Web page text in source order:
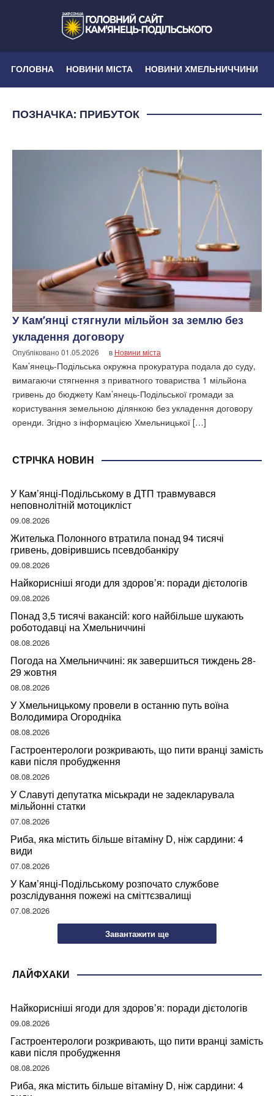
ГОЛОВНА НОВИНИ МІСТА НОВИНИ ХМЕЛЬНИЧЧИНИ
ПОЗНАЧКА: ПРИБУТОК
У Кам’янці стягнули мільйон за землю без
укладення договору
Опубліковано01.05.2026 в Новини міста
Кам’янець-Подільська окружна прокуратура подала до суду,
вимагаючи стягнення з приватного товариства 1 мільйона
гривень до бюджету Кам’янець-Подільської громади за
користування земельною ділянкою без укладення договору
оренди. Згідно з інформацією Хмельницької […]
СТРІЧКА НОВИН
У Кам’янці-Подільському в ДТП травмувався
неповнолітній мотоцикліст
09.08.2026
Жителька Полонного втратила понад 94 тисячі
гривень, довірившись псевдобанкіру
09.08.2026
Найкорисніші ягоди для здоров’я: поради дієтологів
09.08.2026
Понад 3,5 тисячі вакансій: кого найбільше шукають
роботодавці на Хмельниччині
08.08.2026
Погода на Хмельниччині: як завершиться тиждень 28-
29 жовтня
08.08.2026
У Хмельницькому провели в останню путь воїна
Володимира Огородніка
08.08.2026
Гастроентерологи розкривають, що пити вранці замість
кави після пробудження
08.08.2026
У Славуті депутатка міськради не задекларувала
мільйонні статки
07.08.2026
Риба, яка містить більше вітаміну D, ніж сардини: 4
види
07.08.2026
У Кам’янці-Подільському розпочато службове
розслідування пожежі на сміттєзвалищі
07.08.2026
Завантажити ще
ЛАЙФХАКИ
Найкорисніші ягоди для здоров’я: поради дієтологів
09.08.2026
Гастроентерологи розкривають, що пити вранці замість
кави після пробудження
08.08.2026
Риба, яка містить більше вітаміну D, ніж сардини: 4